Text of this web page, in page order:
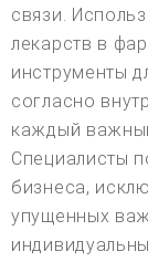
связи.
лекарств в
инструменты
согласно
каждый
Специалисты
бизнеса,
упущенных